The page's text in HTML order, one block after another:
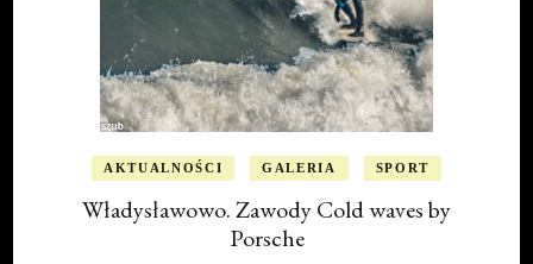
AKTUALNOŚCI GALERIA SPORT
Władysławowo. Zawody Cold waves by
Porsche